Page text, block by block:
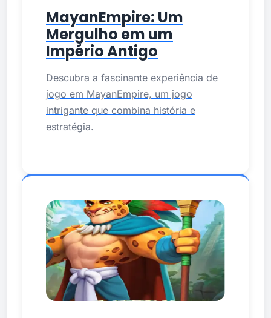
MayanEmpire: Um
Mergulho em um
Império Antigo
Descubra a fascinante experiência de
jogo em MayanEmpire, um jogo
intrigante que combina história e
estratégia.